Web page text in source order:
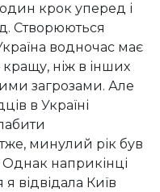
крок уперед і
Створюються
водночас має
кращу, ніж в інших
загрозами. Але
в Україні
минулий рік був
наприкінці
відвідала Київ